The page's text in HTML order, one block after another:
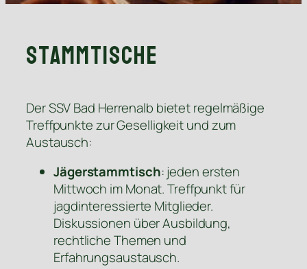
Stammtische
Der SSV Bad Herrenalb bietet regelmäßige
Treffpunkte zur Geselligkeit und zum
Austausch:
Jägerstammtisch: jeden ersten
Mittwoch im Monat. Treffpunkt für
jagdinteressierte Mitglieder.
Diskussionen über Ausbildung,
rechtliche Themen und
Erfahrungsaustausch.